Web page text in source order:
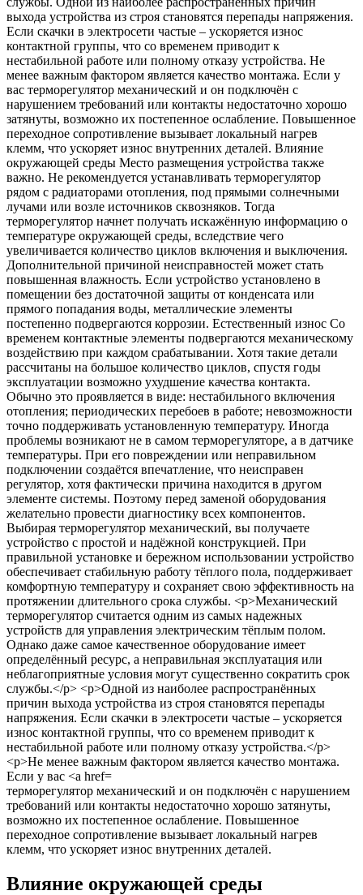
терморегулятор механический и он подключён с нарушением
требований или контакты недостаточно хорошо затянуты,
возможно их постепенное ослабление. Повышенное
переходное сопротивление вызывает локальный нагрев
клемм, что ускоряет износ внутренних деталей.
Влияние окружающей среды